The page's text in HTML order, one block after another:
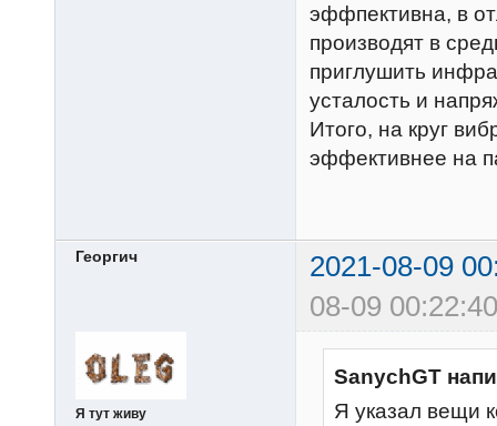
эффпективна, в
производят в
приглушить
усталость и
Итого, на круг
эффективнее на
Георгич
2021-08-09
08-09
Я тут живу
SanychGT
Я указал вещи